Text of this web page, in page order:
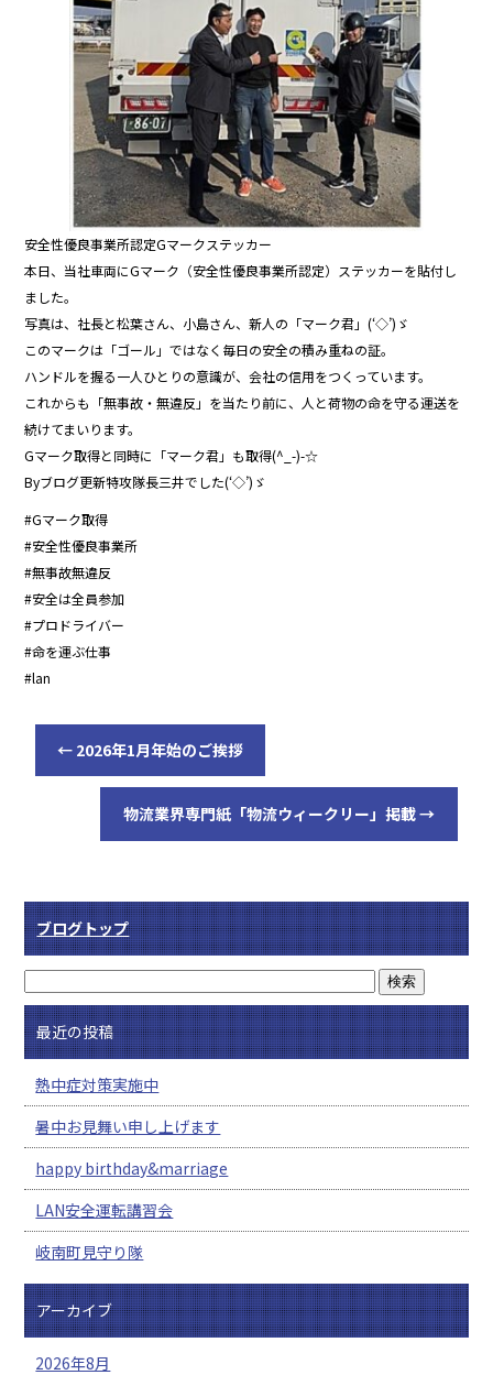
安全性優良事業所認定Gマークステッカー
本日、当社車両にGマーク（安全性優良事業所認定）ステッカーを貼付し
ました。
写真は、社長と松葉さん、小島さん、新人の「マーク君」(‘◇’)ゞ
このマークは「ゴール」ではなく毎日の安全の積み重ねの証。
ハンドルを握る一人ひとりの意識が、会社の信用をつくっています。
これからも「無事故・無違反」を当たり前に、人と荷物の命を守る運送を
続けてまいります。
Gマーク取得と同時に「マーク君」も取得(^_-)-☆
Byブログ更新特攻隊長三井でした(‘◇’)ゞ
#Gマーク取得
#安全性優良事業所
#無事故無違反
#安全は全員参加
#プロドライバー
#命を運ぶ仕事
#lan
← 2026年1月年始のご挨拶
物流業界専門紙「物流ウィークリー」掲載→
ブログトップ
最近の投稿
熱中症対策実施中
暑中お見舞い申し上げます
happy birthday&marriage
LAN安全運転講習会
岐南町見守り隊
アーカイブ
2026年8月